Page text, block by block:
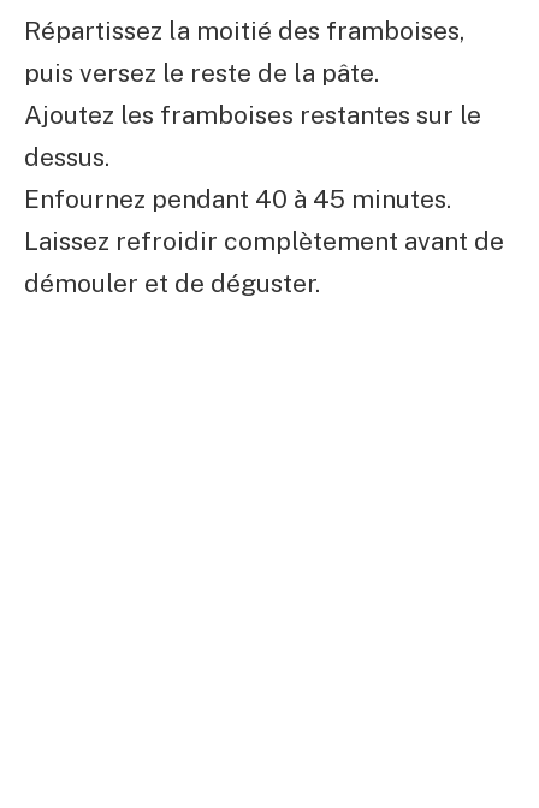
Répartissez la moitié des framboises,
puis versez le reste de la pâte.
Ajoutez les framboises restantes sur le
dessus.
Enfournez pendant 40 à 45 minutes.
Laissez refroidir complètement avant de
démouler et de déguster.